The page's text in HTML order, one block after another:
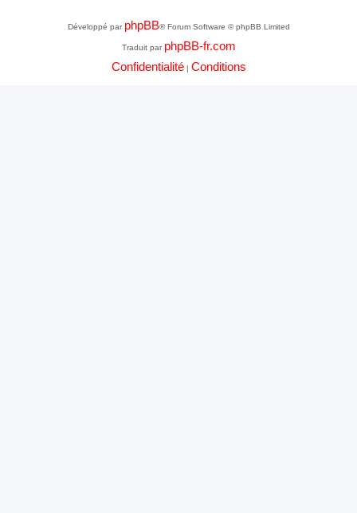
Développé par phpBB® Forum Software © phpBB Limited
Traduit par phpBB-fr.com
Confidentialité| Conditions